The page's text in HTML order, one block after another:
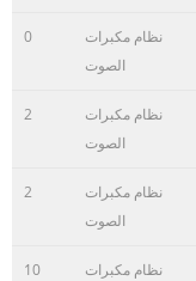
نظام مكبرات
الصوت
0
نظام مكبرات
الصوت
2
نظام مكبرات
الصوت
2
نظام مكبرات
10